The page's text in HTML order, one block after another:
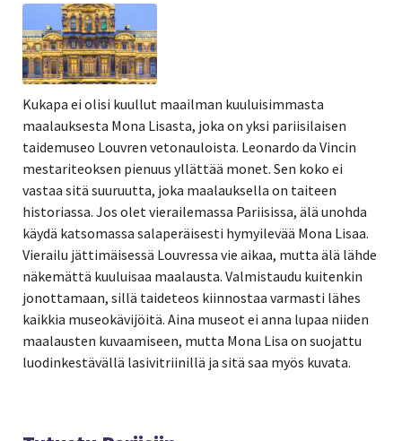
Kukapa ei olisi kuullut maailman kuuluisimmasta
maalauksesta Mona Lisasta, joka on yksi pariisilaisen
taidemuseo Louvren vetonauloista. Leonardo da Vincin
mestariteoksen pienuus yllättää monet. Sen koko ei
vastaa sitä suuruutta, joka maalauksella on taiteen
historiassa. Jos olet vierailemassa Pariisissa, älä unohda
käydä katsomassa salaperäisesti hymyilevää Mona Lisaa.
Vierailu jättimäisessä Louvressa vie aikaa, mutta älä lähde
näkemättä kuuluisaa maalausta. Valmistaudu kuitenkin
jonottamaan, sillä taideteos kiinnostaa varmasti lähes
kaikkia museokävijöitä. Aina museot ei anna lupaa niiden
maalausten kuvaamiseen, mutta Mona Lisa on suojattu
luodinkestävällä lasivitriinillä ja sitä saa myös kuvata.